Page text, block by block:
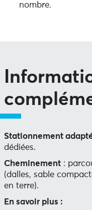
nombre.
Stationnement
dédiées.
Cheminement:
(dalles, sable
en terre).
En savoir plus :